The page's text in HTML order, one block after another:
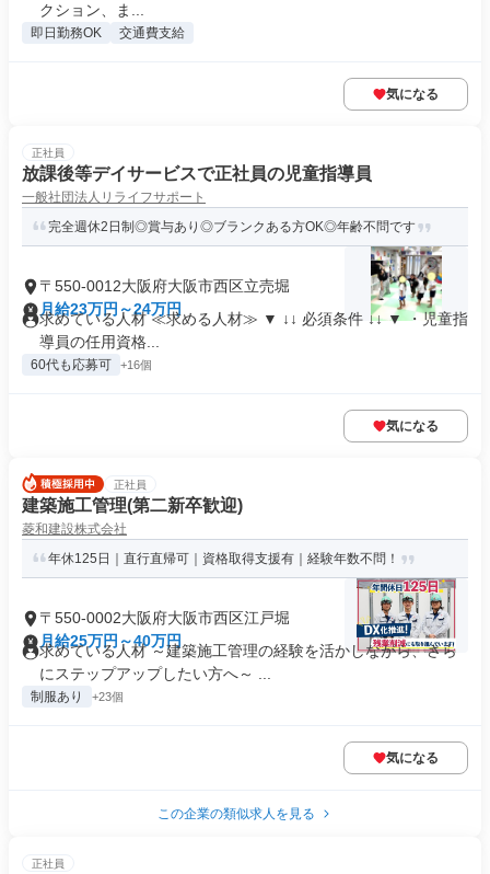
クション、ま...
即日勤務OK 交通費支給
気になる
正社員
放課後等デイサービスで正社員の児童指導員
一般社団法人リライフサポート
完全週休2日制◎賞与あり◎ブランクある方OK◎年齢不問です
〒550-0012大阪府大阪市西区立売堀
月給23万円～24万円
求めている人材 ≪求める人材≫ ▼ ↓↓ 必須条件 ↓↓ ▼ ・児童指
導員の任用資格...
60代も応募可 +16個
気になる
正社員
建築施工管理(第二新卒歓迎)
菱和建設株式会社
年休125日｜直行直帰可｜資格取得支援有｜経験年数不問！
〒550-0002大阪府大阪市西区江戸堀
月給25万円～40万円
求めている人材 ～建築施工管理の経験を活かしながら、さら
にステップアップしたい方へ～ ...
制服あり +23個
気になる
この企業の類似求人を見る
正社員